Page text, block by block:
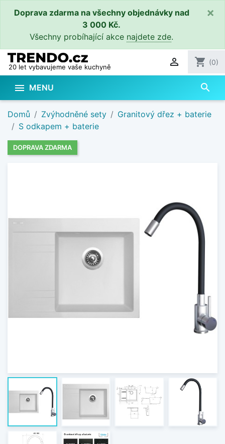
Doprava zdarma na všechny objednávky nad
3 000 Kč.
Všechny probíhající akce najdete zde.
×
20 let vybavujeme vaše kuchyně  shopping_cart (0)
 MENU search
Domů Zvýhodněné sety
Granitový dřez + baterie
S odkapem + baterie
DOPRAVA ZDARMA